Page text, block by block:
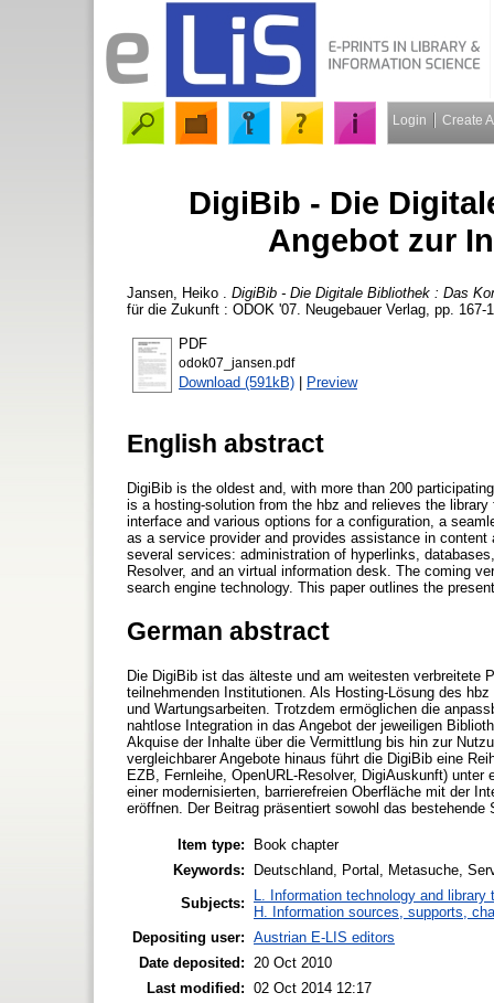
Login Create
DigiBib - Die
Angebot zur
Jansen, Heiko
DigiBib - Die Digitale Bibliothek : Das
für die Zukunft : ODOK '07. Neugebauer Verlag, pp. 167-
PDF
odok07_jansen.pdf
Download (591kB) | Preview
English abstract
DigiBib is the oldest and, with more than 200
is a hosting-solution from the hbz and relieves the
interface and various options for a configuration, a
as a service provider and provides assistance in
several services: administration of hyperlinks,
Resolver, and an virtual information desk. The coming
search engine technology. This paper outlines the
German abstract
Die DigiBib ist das älteste und am weitesten
teilnehmenden Institutionen. Als Hosting-Lösung des
und Wartungsarbeiten. Trotzdem ermöglichen die
nahtlose Integration in das Angebot der jeweiligen
Akquise der Inhalte über die Vermittlung bis hin zur
vergleichbarer Angebote hinaus führt die DigiBib eine
EZB, Fernleihe, OpenURL-Resolver, DigiAuskunft)
einer modernisierten, barrierefreien Oberfläche mit der
eröffnen. Der Beitrag präsentiert sowohl das
Item type:
Book chapter
Keywords:
Deutschland, Portal, Metasuche,
Subjects:
L. Information technology and library
H. Information sources, supports,
Depositing user: Austrian E-LIS editors
Date deposited:
20 Oct 2010
Last modified: 02 Oct 2014 12:17